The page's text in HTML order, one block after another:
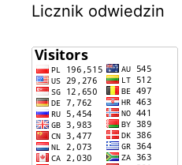
Licznik odwiedzin